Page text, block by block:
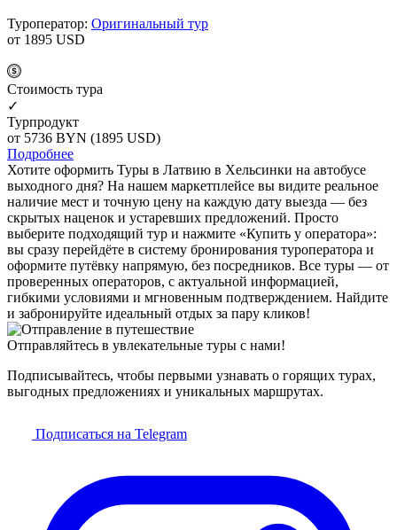
Туроператор: Оригинальный тур
от 1895 USD
Cтоимость тура
✓
Турпродукт
от 5736 BYN (1895 USD)
Подробнее
Хотите оформить Туры в Латвию в Хельсинки на автобусе
выходного дня? На нашем маркетплейсе вы видите реальное
наличие мест и точную цену на каждую дату выезда — без
скрытых наценок и устаревших предложений. Просто
выберите подходящий тур и нажмите «Купить у оператора»:
вы сразу перейдёте в систему бронирования туроператора и
оформите путёвку напрямую, без посредников. Все туры — от
проверенных операторов, с актуальной информацией,
гибкими условиями и мгновенным подтверждением. Найдите
и забронируйте идеальный отдых за пару кликов!
Отправляйтесь в увлекательные туры с нами!
Подписывайтесь, чтобы первыми узнавать о горящих турах,
выгодных предложениях и уникальных маршрутах.
Подписаться на Telegram